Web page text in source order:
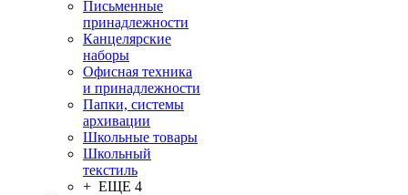
Письменные
принадлежности
Канцелярские
наборы
Офисная техника
и принадлежности
Папки, системы
архивации
Школьные товары
Школьный
текстиль
+ ЕЩЕ 4